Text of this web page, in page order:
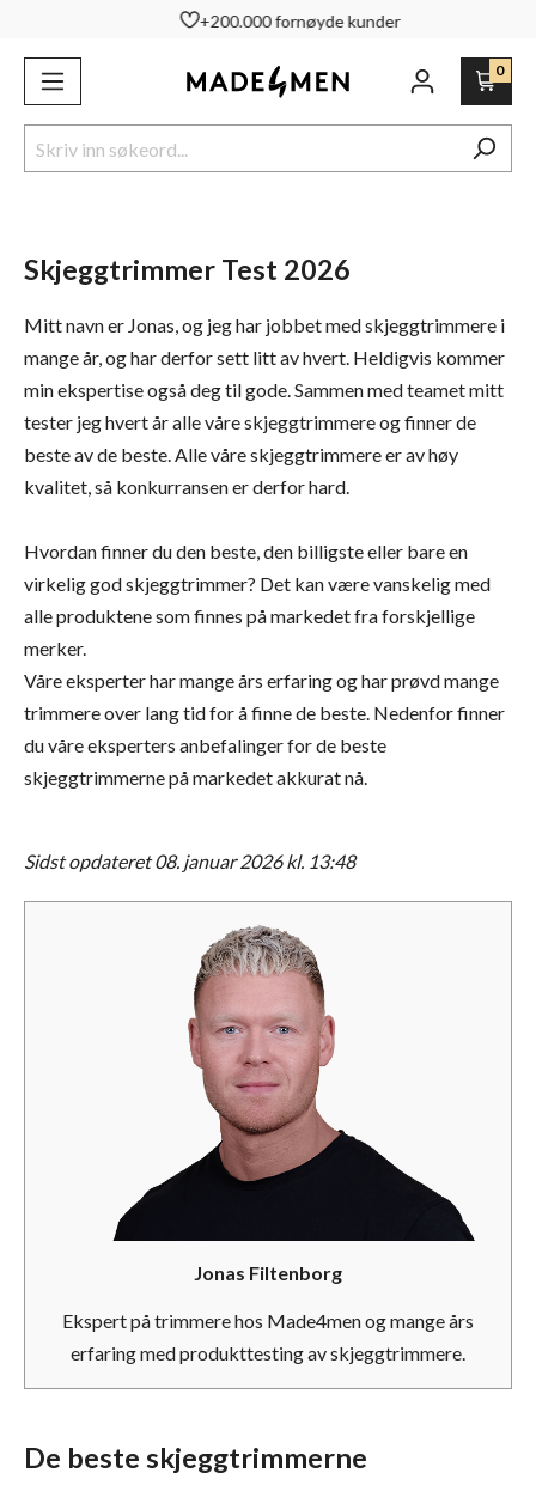
+200.000 fornøyde kunder
0
Skjeggtrimmer Test 2026
Mitt navn er Jonas, og jeg har jobbet med skjeggtrimmere i
mange år, og har derfor sett litt av hvert. Heldigvis kommer
min ekspertise også deg til gode. Sammen med teamet mitt
tester jeg hvert år alle våre skjeggtrimmere og finner de
beste av de beste. Alle våre skjeggtrimmere er av høy
kvalitet, så konkurransen er derfor hard.
Hvordan finner du den beste, den billigste eller bare en
virkelig god skjeggtrimmer? Det kan være vanskelig med
alle produktene som finnes på markedet fra forskjellige
merker.
Våre eksperter har mange års erfaring og har prøvd mange
trimmere over lang tid for å finne de beste. Nedenfor finner
du våre eksperters anbefalinger for de beste
skjeggtrimmerne på markedet akkurat nå.
Sidst opdateret 08. januar 2026 kl. 13:48
Jonas Filtenborg
Ekspert på trimmere hos Made4men og mange års
erfaring med produkttesting av skjeggtrimmere.
Se alle skjeggtrimmere
De beste skjeggtrimmerne